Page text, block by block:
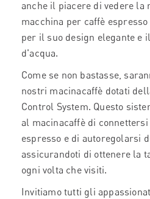
anche il piacere di vedere la
macchina per caffè
per il suo design elegante e
d'acqua.
Come se non bastasse,
nostri macinacaffè dotati
Control System. Questo
al macinacaffè di
espresso e di autoregolarsi
assicurandoti di ottenere la
ogni volta che visiti.
Invitiamo tutti gli